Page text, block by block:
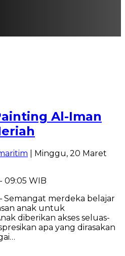
Al-Iman
| Minggu, 20 Maret
09:05 WIB
Semangat merdeka belajar
anak untuk
diberikan akses seluas-
apa yang dirasakan